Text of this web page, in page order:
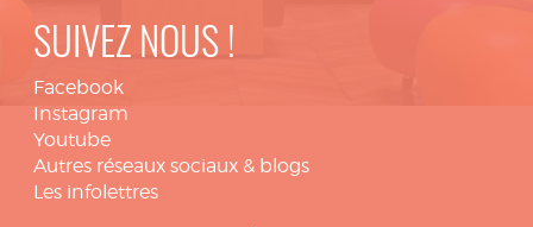
SUIVEZ NOUS !
Facebook
Instagram
Youtube
Autres réseaux sociaux & blogs
Les infolettres